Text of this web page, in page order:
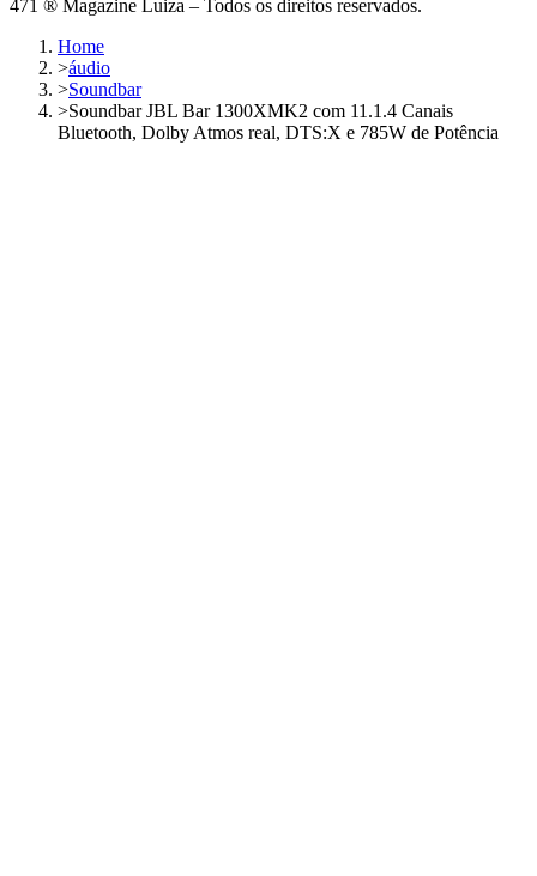
471 ® Magazine Luiza – Todos os direitos reservados.
Home
>áudio
>Soundbar
>Soundbar JBL Bar 1300XMK2 com 11.1.4 Canais
Bluetooth, Dolby Atmos real, DTS:X e 785W de Potência